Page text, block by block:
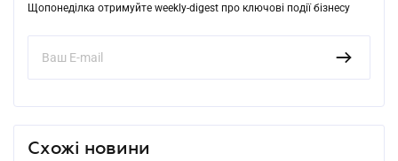
Щопонеділка отримуйте weekly-digest про ключові події бізнесу
Схожі новини